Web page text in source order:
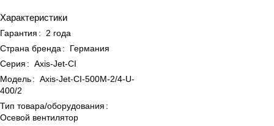
Характеристики
Гарантия :
2 года
Страна бренда :
Германия
Серия : Axis-Jet-CI
Модель: Axis-Jet-CI-500M-2/4-U-
400/2
Тип товара/оборудования :
Осевой вентилятор